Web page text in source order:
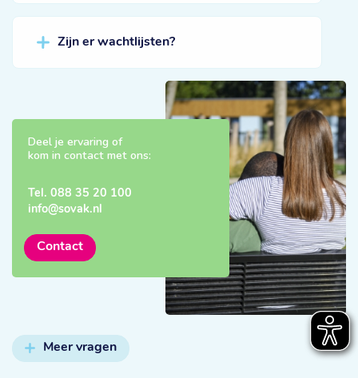
Zijn er wachtlijsten?
Deel je ervaring of
kom in contact met ons:
Tel. 088 35 20 100
info@sovak.nl
Contact
Meer vragen